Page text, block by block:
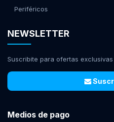
Periféricos
NEWSLETTER
Suscribite para ofertas exclusivas
Medios de pago